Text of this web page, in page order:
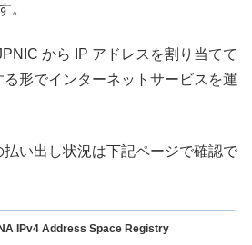
。
から IP アドレスを割り当てて
る形でインターネットサービスを運
払い出し状況は下記ページで確認で
IPv4 Address Space Registry